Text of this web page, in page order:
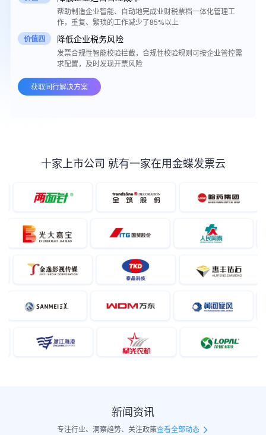
帮助制造企业智能、自动地完成业财税票档一体化管理工
作，重复、繁琐的工作减少了85%以上
价值四 降低企业税务风险
发票合规性智能校验拦截，合规性校验规则可按企业管控需
求配置，及时发现开票风险
获取同行解决方案
十家上市公司 就有一家在用金蝶发票云
新闻资讯
专注行业、洞察趋势、关注政策查看全部动态